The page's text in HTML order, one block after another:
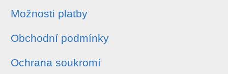
Možnosti platby
Obchodní podmínky
Ochrana soukromí